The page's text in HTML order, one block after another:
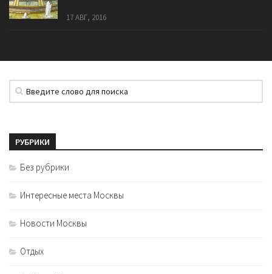
17 АВГ, 2016
РУБРИКИ
Без рубрики
Интересные места Москвы
Новости Москвы
Отдых